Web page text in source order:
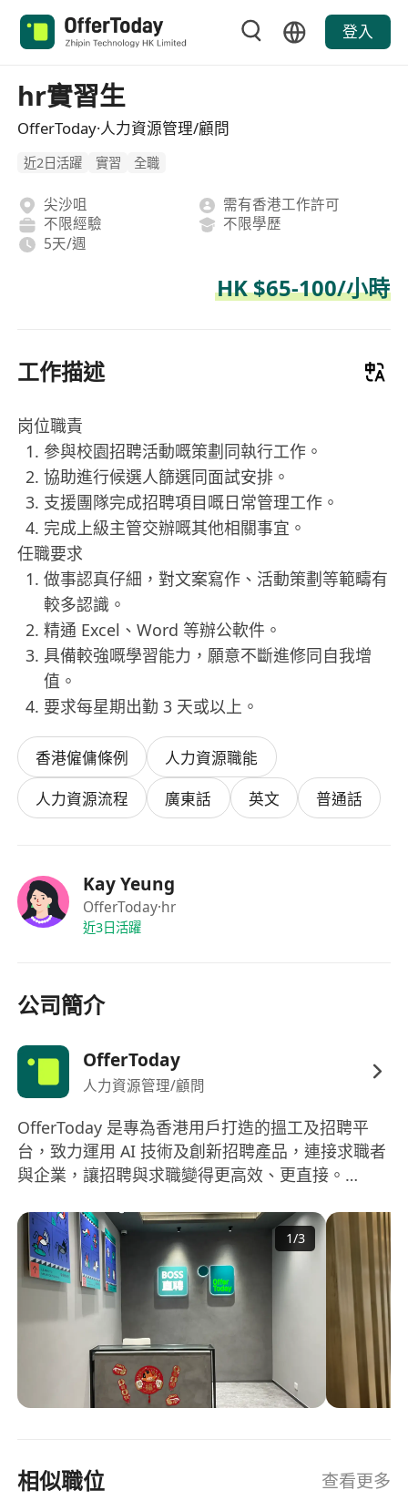
登入
hr實習生
OfferToday·人力資源管理/顧問
近2日活躍 實習 全職
尖沙咀
需有香港工作許可
不限經驗
不限學歷
5天/週
HK $65-100/小時
工作描述
岗位職責
參與校園招聘活動嘅策劃同執行工作。
協助進行候選人篩選同面試安排。
支援團隊完成招聘項目嘅日常管理工作。
完成上級主管交辦嘅其他相關事宜。
任職要求
做事認真仔細，對文案寫作、活動策劃等範疇有
較多認識。
精通 Excel、Word 等辦公軟件。
具備較強嘅學習能力，願意不斷進修同自我增
值。
要求每星期出勤 3 天或以上。
香港僱傭條例
人力資源職能
人力資源流程
廣東話 英文 普通話
Kay Yeung
OfferToday·hr
近3日活躍
公司簡介
OfferToday
人力資源管理/顧問
OfferToday 是專為香港用戶打造的搵工及招聘平
台，致力運用 AI 技術及創新招聘產品，連接求職者
與企業，讓招聘與求職變得更高效、更直接。
platform built for Hong Kong, dedicated to
connecting job seekers and employers through
innovative technology and a seamless hiring
experience.
1/3
相似職位 查看更多